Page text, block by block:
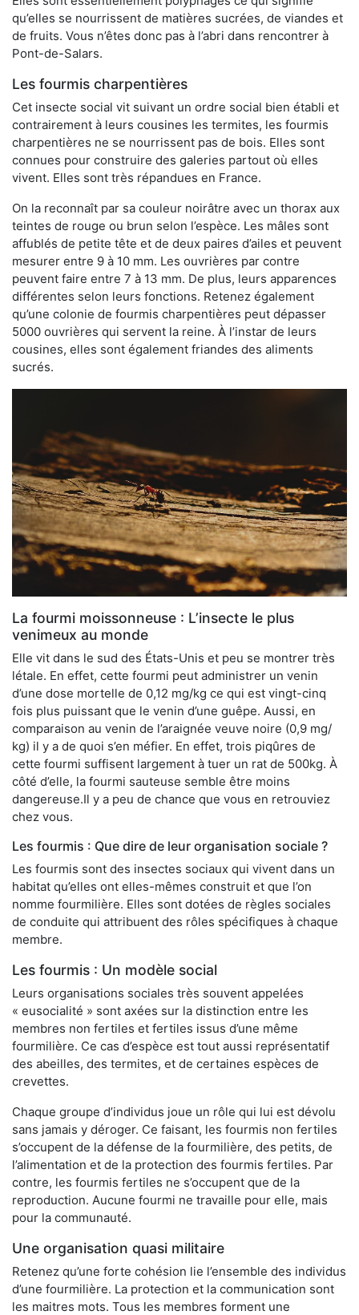
qu’elles se nourrissent de matières sucrées, de viandes et
de fruits. Vous n’êtes donc pas à l’abri dans rencontrer à
Pont-de-Salars.
Les fourmis charpentières
Cet insecte social vit suivant un ordre social bien établi et
contrairement à leurs cousines les termites, les fourmis
charpentières ne se nourrissent pas de bois. Elles sont
connues pour construire des galeries partout où elles
vivent. Elles sont très répandues en France.
On la reconnaît par sa couleur noirâtre avec un thorax aux
teintes de rouge ou brun selon l’espèce. Les mâles sont
affublés de petite tête et de deux paires d’ailes et peuvent
mesurer entre 9 à 10 mm. Les ouvrières par contre
peuvent faire entre 7 à 13 mm. De plus, leurs apparences
différentes selon leurs fonctions. Retenez également
qu’une colonie de fourmis charpentières peut dépasser
5000 ouvrières qui servent la reine. À l’instar de leurs
cousines, elles sont également friandes des aliments
sucrés.
La fourmi moissonneuse : L’insecte le plus
venimeux au monde
Elle vit dans le sud des États-Unis et peu se montrer très
létale. En effet, cette fourmi peut administrer un venin
d’une dose mortelle de 0,12 mg/kg ce qui est vingt-cinq
fois plus puissant que le venin d’une guêpe. Aussi, en
comparaison au venin de l’araignée veuve noire (0,9 mg/
kg) il y a de quoi s’en méfier. En effet, trois piqûres de
cette fourmi suffisent largement à tuer un rat de 500kg. À
côté d’elle, la fourmi sauteuse semble être moins
dangereuse.Il y a peu de chance que vous en retrouviez
chez vous.
Les fourmis : Que dire de leur organisation sociale ?
Les fourmis sont des insectes sociaux qui vivent dans un
habitat qu’elles ont elles-mêmes construit et que l’on
nomme fourmilière. Elles sont dotées de règles sociales
de conduite qui attribuent des rôles spécifiques à chaque
membre.
Les fourmis : Un modèle social
Leurs organisations sociales très souvent appelées
« eusocialité » sont axées sur la distinction entre les
membres non fertiles et fertiles issus d’une même
fourmilière. Ce cas d’espèce est tout aussi représentatif
des abeilles, des termites, et de certaines espèces de
crevettes.
Chaque groupe d’individus joue un rôle qui lui est dévolu
sans jamais y déroger. Ce faisant, les fourmis non fertiles
s’occupent de la défense de la fourmilière, des petits, de
l’alimentation et de la protection des fourmis fertiles. Par
contre, les fourmis fertiles ne s’occupent que de la
reproduction. Aucune fourmi ne travaille pour elle, mais
pour la communauté.
Une organisation quasi militaire
Retenez qu’une forte cohésion lie l’ensemble des individus
d’une fourmilière. La protection et la communication sont
les maitres mots. Tous les membres forment une